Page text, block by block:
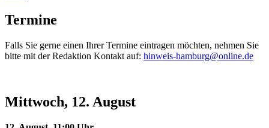
Termine
Falls Sie gerne einen Ihrer Termine eintragen möchten, nehmen Sie
bitte mit der Redaktion Kontakt auf: hinweis-hamburg@online.de
Mittwoch, 12. August